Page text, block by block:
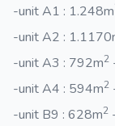
-unit A1 : 1.248m
-unit A2 :
-unit A3 : 792m2
-unit A4 : 594m2
-unit B9 : 628m2